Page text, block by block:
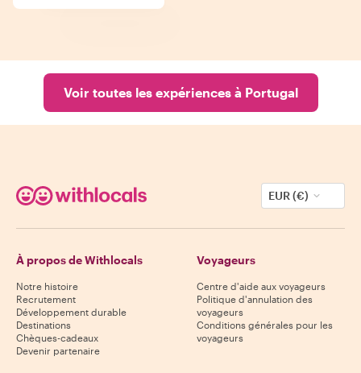
Voir toutes les expériences à Portugal
EUR (€)
À propos de Withlocals
Notre histoire
Recrutement
Développement durable
Destinations
Chèques-cadeaux
Devenir partenaire
Voyageurs
Centre d'aide aux voyageurs
Politique d'annulation des
voyageurs
Conditions générales pour les
voyageurs